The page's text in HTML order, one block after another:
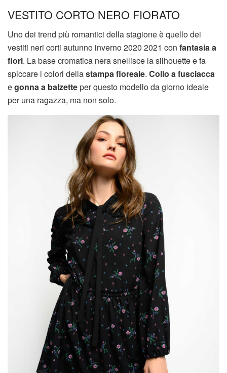
VESTITO CORTO NERO FIORATO
Uno dei trend più romantici della stagione è quello dei
vestiti neri corti autunno inverno 2020 2021 con fantasia a
fiori. La base cromatica nera snellisce la silhouette e fa
spiccare i colori dellastampa floreale. Collo a fusciacca
egonna a balzetteper questo modello da giorno ideale
per una ragazza, ma non solo.